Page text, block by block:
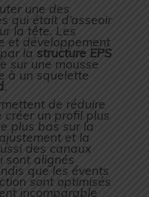
une des
qui était d’asseoir
la tête. Les
et développement
la structure EPS
sur une mousse
à un squelette
.
de réduire
un profil plus
plus bas sur la
et la
des canaux
sont alignés
que les évents
sont optimisés
incomparable